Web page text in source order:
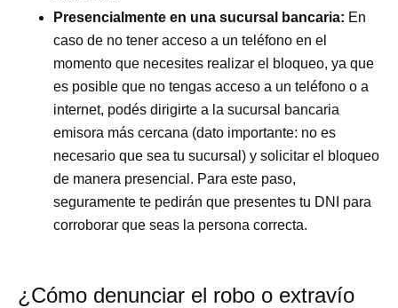
Presencialmente en una sucursal bancaria: En
caso de no tener acceso a un teléfono en el
momento que necesites realizar el bloqueo, ya que
es posible que no tengas acceso a un teléfono o a
internet, podés dirigirte a la sucursal bancaria
emisora más cercana (dato importante: no es
necesario que sea tu sucursal) y solicitar el bloqueo
de manera presencial. Para este paso,
seguramente te pedirán que presentes tu DNI para
corroborar que seas la persona correcta.
¿Cómo denunciar el robo o extravío